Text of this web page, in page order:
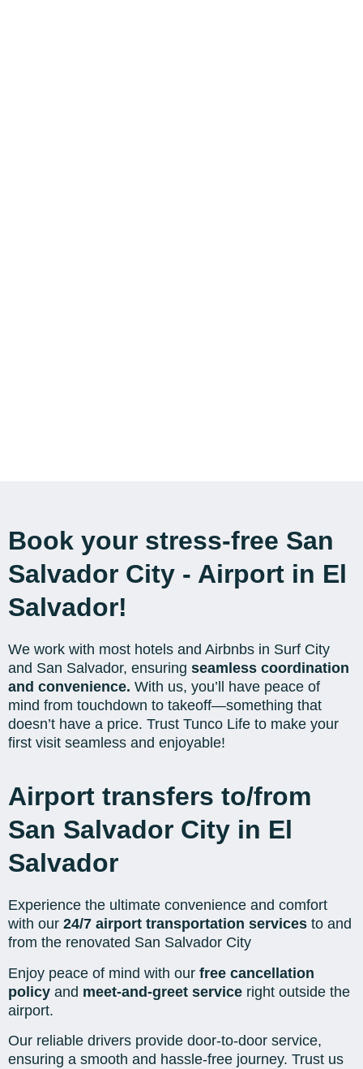
Book your stress-free San
Salvador City - Airport in El
Salvador!
We work with most hotels and Airbnbs in Surf City
and San Salvador, ensuring seamless coordination
and convenience. With us, you’ll have peace of
mind from touchdown to takeoff—something that
doesn’t have a price. Trust Tunco Life to make your
first visit seamless and enjoyable!
Airport transfers to/from
San Salvador City in El
Salvador
Experience the ultimate convenience and comfort
with our 24/7 airport transportation services to and
from the renovated San Salvador City
Enjoy peace of mind with our free cancellation
policy and meet-and-greet service right outside the
airport.
Our reliable drivers provide door-to-door service,
ensuring a smooth and hassle-free journey. Trust us